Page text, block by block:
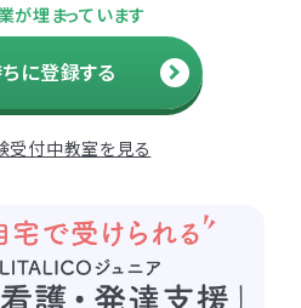
が埋まっています
に登録する
受付中教室を見る
海老名市